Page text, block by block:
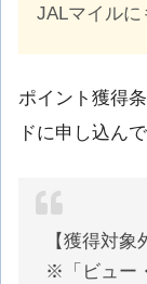
JALマイルに
ポイント獲得
ドに申し込ん
【獲得対象
※「ビュー